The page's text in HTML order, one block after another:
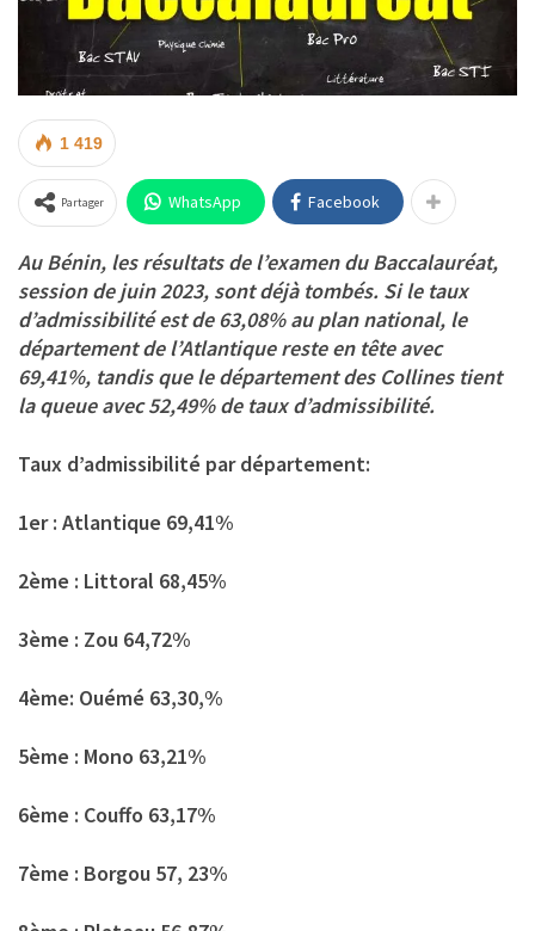
1 419
Partager WhatsApp Facebook
Au Bénin, les résultats de l’examen du Baccalauréat,
session de juin 2023, sont déjà tombés. Si le taux
d’admissibilité est de 63,08% au plan national, le
département de l’Atlantique reste en tête avec
69,41%, tandis que le département des Collines tient
la queue avec 52,49% de taux d’admissibilité.
Taux d’admissibilité par département:
1er : Atlantique 69,41%
2ème : Littoral 68,45%
3ème : Zou 64,72%
4ème: Ouémé 63,30,%
5ème : Mono 63,21%
6ème : Couffo 63,17%
7ème : Borgou 57, 23%